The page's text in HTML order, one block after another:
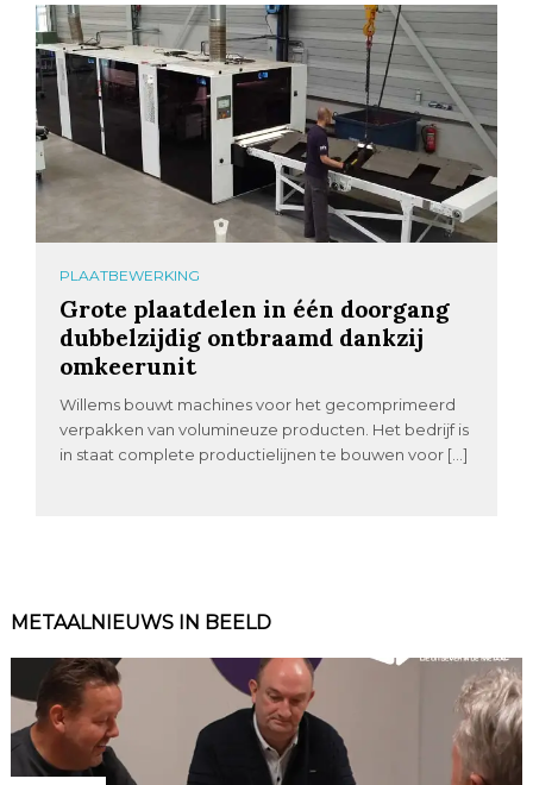
PLAATBEWERKING
Grote plaatdelen in één doorgang
dubbelzijdig ontbraamd dankzij
omkeerunit
Willems bouwt machines voor het gecomprimeerd
verpakken van volumineuze producten. Het bedrijf is
in staat complete productielijnen te bouwen voor […]
METAALNIEUWS IN BEELD